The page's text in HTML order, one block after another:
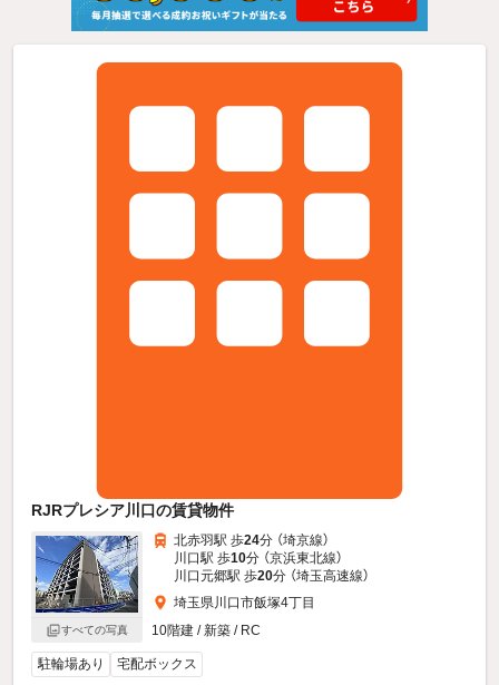
RJRプレシア川口の賃貸物件
すべての写真
北赤羽駅 歩24分 （埼京線）
川口駅 歩10分 （京浜東北線）
川口元郷駅 歩20分 （埼玉高速線）
埼玉県川口市飯塚4丁目
10階建 / 新築 / RC
駐輪場あり 宅配ボックス